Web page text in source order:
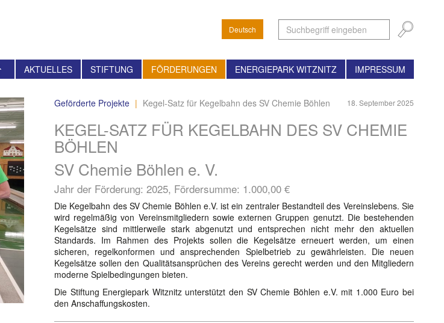
Deutsch
STARTSEITE
AKTUELLES STIFTUNG FÖRDERUNGEN ENERGIEPARK WITZNITZ IMPRESSUM
Geförderte Projekte Kegel-Satz für Kegelbahn des SV Chemie Böhlen 18. September 2025
KEGEL-SATZ FÜR KEGELBAHN DES SV CHEMIE
BÖHLEN
SV Chemie Böhlen e. V.
Jahr der Förderung: 2025, Fördersumme: 1.000,00 €
Die Kegelbahn des SV Chemie Böhlen e.V. ist ein zentraler Bestandteil des Vereinslebens. Sie
wird regelmäßig von Vereinsmitgliedern sowie externen Gruppen genutzt. Die bestehenden
Kegelsätze sind mittlerweile stark abgenutzt und entsprechen nicht mehr den aktuellen
Standards. Im Rahmen des Projekts sollen die Kegelsätze erneuert werden, um einen
sicheren, regelkonformen und ansprechenden Spielbetrieb zu gewährleisten. Die neuen
Kegelsätze sollen den Qualitätsansprüchen des Vereins gerecht werden und den Mitgliedern
moderne Spielbedingungen bieten.
Die Stiftung Energiepark Witznitz unterstützt den SV Chemie Böhlen e.V. mit 1.000 Euro bei
den Anschaffungskosten.